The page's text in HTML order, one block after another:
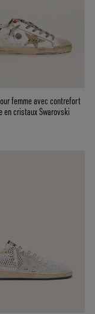
en cristaux Swarovski